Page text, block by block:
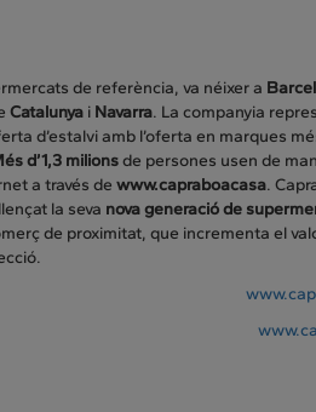
de referència, va néixer a
Catalunya i Navarra. La companyia
d’estalvi amb l’oferta en marques
d’1,3 milionsde persones usen de
a través de www.capraboacasa.
la seva nova generació de
de proximitat, que incrementa el